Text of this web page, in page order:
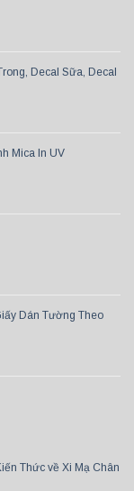
Decal Sữa, Decal
Mica In UV
Dán Tường Theo
Thức về Xi Mạ Chân